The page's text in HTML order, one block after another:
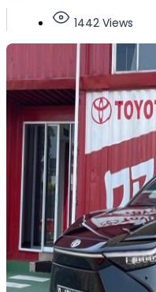
1442 Views